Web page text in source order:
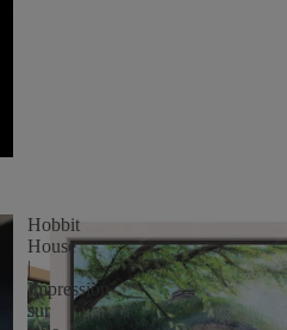
Hobbit
House
|
Impression
sur